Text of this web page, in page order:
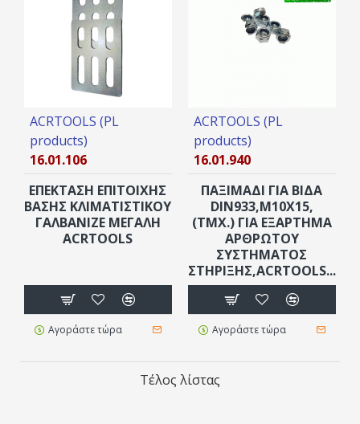
ACRTOOLS (PL
products)
16.01.106
ΕΠΕΚΤΑΣΗ ΕΠΙΤΟΙΧΗΣ
ΒΑΣΗΣ ΚΛΙΜΑΤΙΣΤΙΚΟΥ
ΓΑΛΒΑΝΙΖΈ ΜΕΓΆΛΗ
ACRTOOLS
Αγοράστε τώρα
ACRTOOLS (PL
products)
16.01.940
ΠΑΞΙΜΑΔΙ ΓΙΆ ΒΙΔΑ
DIN933,Μ10X15,
(ΤΜΧ.) ΓΙΆ ΕΞΆΡΤΗΜΑ
ΑΡΘΡΩΤΟΎ
ΣΥΣΤΉΜΑΤΟΣ
ΣΤΉΡΙΞΗΣ,ACRTOOLS...
Αγοράστε τώρα
Τέλος λίστας